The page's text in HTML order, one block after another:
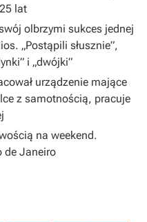
lat
olbrzymi sukces jednej
„Postąpili słusznie”,
i „dwójki”
urządzenie mające
z samotnością, pracuje
na weekend.
de Janeiro